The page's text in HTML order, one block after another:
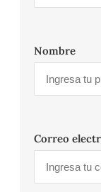
Nombre
Correo